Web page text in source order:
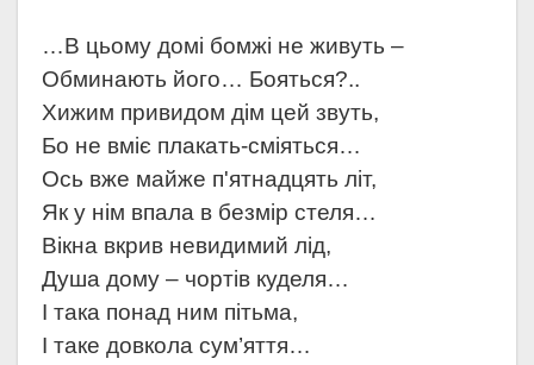
…В цьому домі бомжі не живуть –
Обминають його… Бояться?..
Хижим привидом дім цей звуть,
Бо не вміє плакать-сміяться…
Ось вже майже п'ятнадцять літ,
Як у нім впала в безмір стеля…
Вікна вкрив невидимий лід,
Душа дому – чортів куделя…
І така понад ним пітьма,
І таке довкола сум’яття…